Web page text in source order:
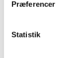
Præferencer
Statistik